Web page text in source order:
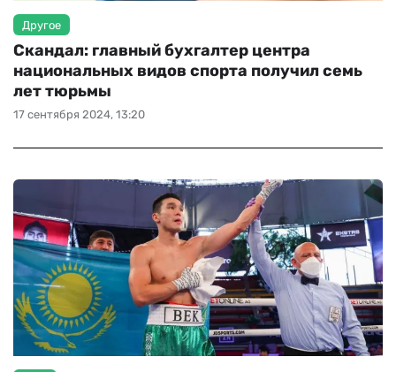
Другое
17 сентября 2024, 13:20
Скандал: главный бухгалтер центра
национальных видов спорта получил семь
лет тюрьмы